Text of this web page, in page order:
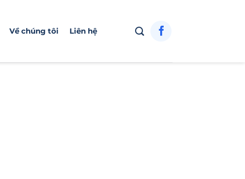
Về chúng tôi Liên hệ